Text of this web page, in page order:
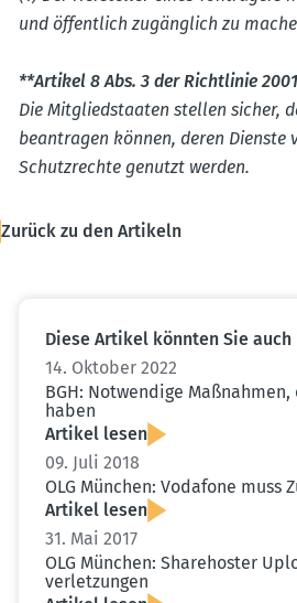
und öffentlich zugänglich zu
**Artikel 8 Abs. 3 der Richt­linie
Die Mitglied­staaten stellen sicher,
beantragen können, deren
Schutz­rechte genutzt werden.
Zurück zu den Artikeln
Diese Artikel könnten Sie
14. Oktober 2022
BGH: Notwendige
haben
Artikel lesen
09. Juli 2018
OLG München: Vodafone muss
Artikel lesen
31. Mai 2017
OLG München: Share­hoster
ver­let­zungen